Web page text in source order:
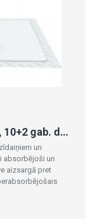
Vienreizējie paliktņi 90x60 cm 509, 10+2 gab. dāvanā!
un
absorbējoši un
aizsargā pret